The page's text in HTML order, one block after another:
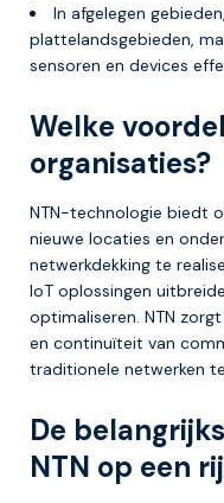
In afgelegen
plattelandsgebieden,
sensoren en devices
Welke
organisaties?
NTN-technologie biedt
nieuwe locaties en
netwerkdekking te
IoT oplossingen
optimaliseren. NTN
en continuïteit van
traditionele netwerken
De
NTN op een